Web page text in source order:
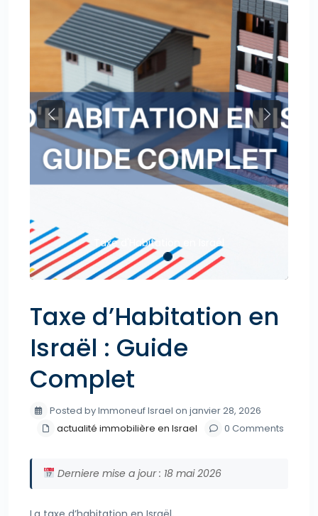
Taxe d'Habitation en Israël
Previous Next
Taxe d’Habitation en
Israël : Guide
Complet
Posted by Immoneuf Israel on janvier 28, 2026
actualité immobilière en Israel
0 Comments
Derniere mise a jour : 18 mai 2026